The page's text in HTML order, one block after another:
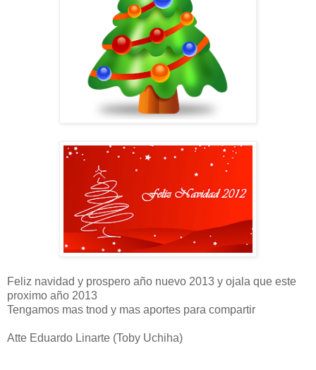
Feliz navidad y prospero año nuevo 2013 y ojala que este
proximo año 2013
Tengamos mas tnod y mas aportes para compartir
Atte Eduardo Linarte (Toby Uchiha)